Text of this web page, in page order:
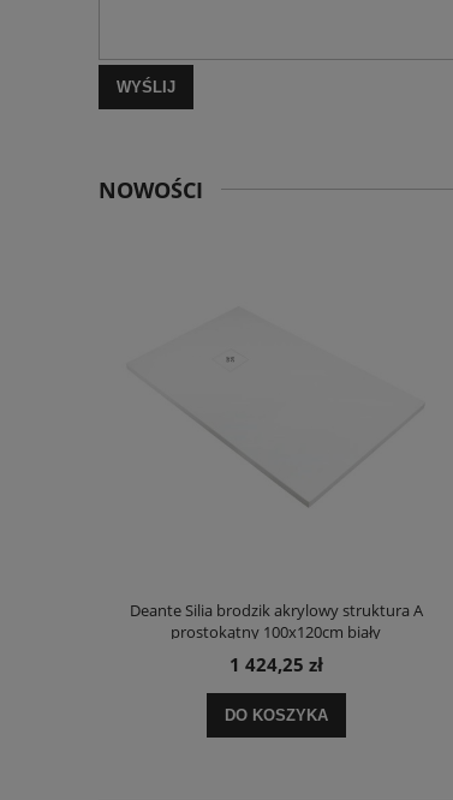
WYŚLIJ
NOWOŚCI
Deante Silia brodzik akrylowy struktura A
prostokątny 100x120cm biały
1 424,25 zł
DO KOSZYKA